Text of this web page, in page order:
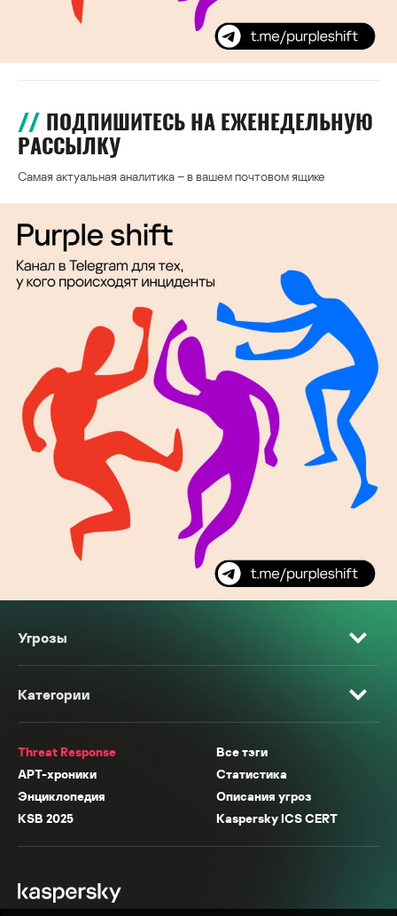
ПОДПИШИТЕСЬ НА ЕЖЕНЕДЕЛЬНУЮ
РАССЫЛКУ
Самая актуальная аналитика – в вашем почтовом ящике
Угрозы
Категории
Threat Response
Все тэги
APT-хроники
Статистика
Энциклопедия
Описания угроз
KSB 2025
Kaspersky ICS CERT